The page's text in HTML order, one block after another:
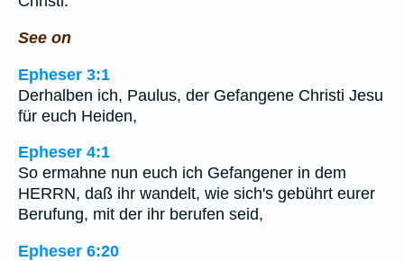
See on
Epheser 3:1
Derhalben ich, Paulus, der Gefangene Christi Jesu
für euch Heiden,
Epheser 4:1
So ermahne nun euch ich Gefangener in dem
HERRN, daß ihr wandelt, wie sich's gebührt eurer
Berufung, mit der ihr berufen seid,
Epheser 6:20